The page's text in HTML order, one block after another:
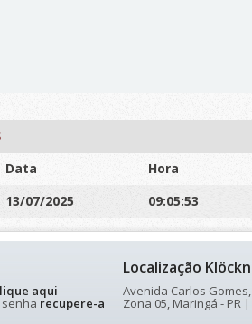
Data Hora
13/07/2025 09:05:53
aqui
recupere-a
Localização
Avenida Carlos
Zona 05, Maringá - PR |